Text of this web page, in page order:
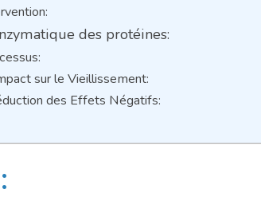
des protéines:
sur le Vieillissement:
des Effets Négatifs: